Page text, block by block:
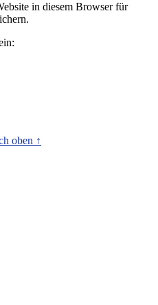
in diesem Browser für
oben ↑